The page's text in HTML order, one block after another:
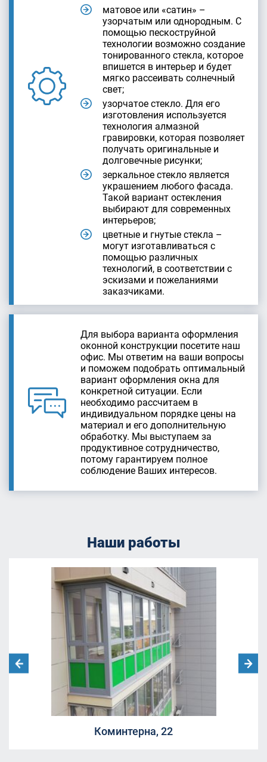
матовое или «сатин» –
узорчатым или однородным. С
помощью пескоструйной
технологии возможно создание
тонированного стекла, которое
впишется в интерьер и будет
мягко рассеивать солнечный
свет;
узорчатое стекло. Для его
изготовления используется
технология алмазной
гравировки, которая позволяет
получать оригинальные и
долговечные рисунки;
зеркальное стекло является
украшением любого фасада.
Такой вариант остекления
выбирают для современных
интерьеров;
цветные и гнутые стекла –
могут изготавливаться с
помощью различных
технологий, в соответствии с
эскизами и пожеланиями
заказчиками.
Для выбора варианта оформления
оконной конструкции посетите наш
офис. Мы ответим на ваши вопросы
и поможем подобрать оптимальный
вариант оформления окна для
конкретной ситуации. Если
необходимо рассчитаем в
индивидуальном порядке цены на
материал и его дополнительную
обработку. Мы выступаем за
продуктивное сотрудничество,
потому гарантируем полное
соблюдение Ваших интересов.
Наши работы
Коминтерна, 22